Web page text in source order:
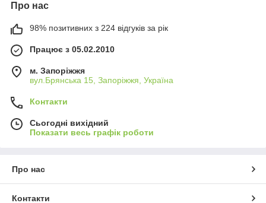
Про нас
98% позитивних з 224 відгуків за рік
Працює з 05.02.2010
м. Запоріжжя
вул.Брянська 15, Запоріжжя, Україна
Контакти
Сьогодні вихідний
Показати весь графік роботи
Про нас
Контакти